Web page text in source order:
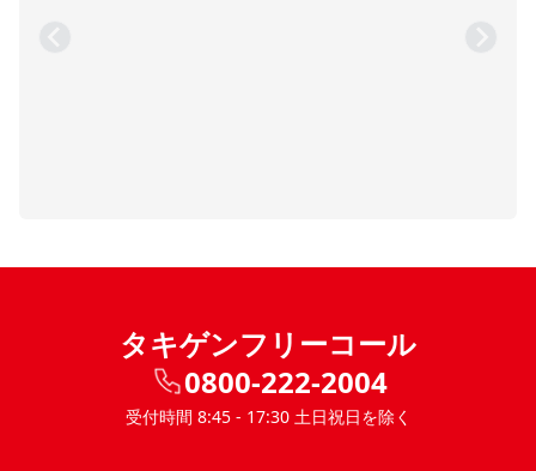
タキゲンフリーコール
0800-222-2004
受付時間 8:45 - 17:30 土日祝日を除く